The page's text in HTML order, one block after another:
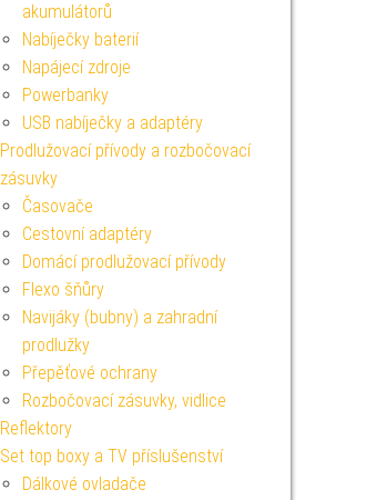
akumulátorů
Nabíječky baterií
Napájecí zdroje
Powerbanky
USB nabíječky a adaptéry
Prodlužovací přívody a rozbočovací
zásuvky
Časovače
Cestovní adaptéry
Domácí prodlužovací přívody
Flexo šňůry
Navijáky (bubny) a zahradní
prodlužky
Přepěťové ochrany
Rozbočovací zásuvky, vidlice
Reflektory
Set top boxy a TV příslušenství
Dálkové ovladače